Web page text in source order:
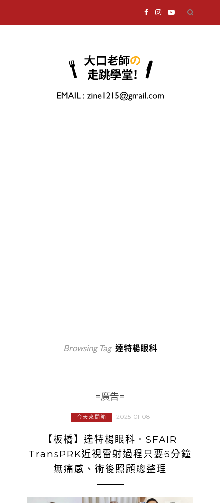
Browsing Tag 達特楊眼科
=廣告=
今天來開箱 2025-01-08
【板橋】達特楊眼科．SFAIR
TransPRK近視雷射過程只要6分鐘
無痛感、術後照顧總整理